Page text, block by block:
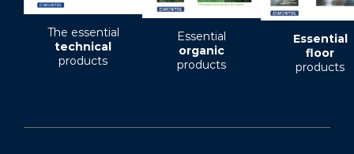
The essential
technical
products
Essential
organic
products
Essential
floor
products